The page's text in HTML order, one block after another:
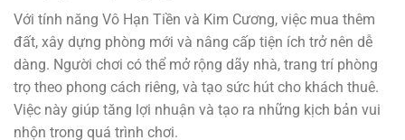
Với tính năng Vô Hạn Tiền và Kim Cương, việc mua thêm
đất, xây dựng phòng mới và nâng cấp tiện ích trở nên dễ
dàng. Người chơi có thể mở rộng dãy nhà, trang trí phòng
trọ theo phong cách riêng, và tạo sức hút cho khách thuê.
Việc này giúp tăng lợi nhuận và tạo ra những kịch bản vui
nhộn trong quá trình chơi.